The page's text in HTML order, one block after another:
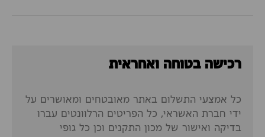
רכישה בטוחה ואחראית
כל אמצעי התשלום באתר מאובטחים ומאושרים על
ידי חברת האשראי, כל הפריטים הרלוונטים עברו
בדיקה ואישור של מכון התקנים וכן כל גופי